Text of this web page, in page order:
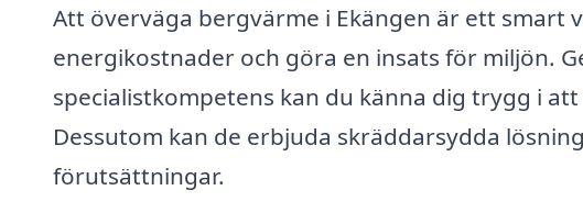
Att överväga bergvärme i Ekängen är ett smart
energikostnader och göra en insats för miljön.
specialistkompetens kan du känna dig trygg i
Dessutom kan de erbjuda skräddarsydda
förutsättningar.